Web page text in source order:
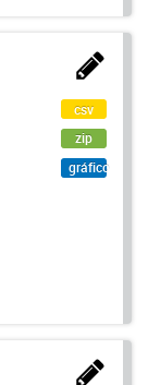
csv
zip
gráfico